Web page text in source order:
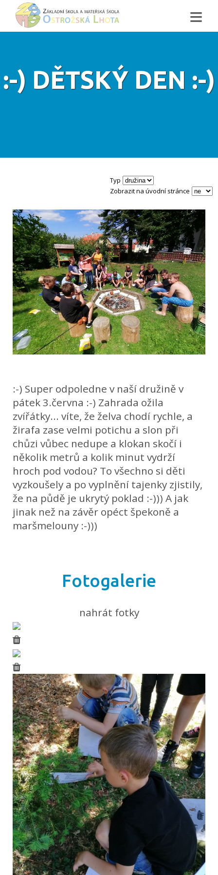
≡
:-) DĚTSKÝ DEN :-)
Typ
Zobrazit na úvodní stránce
:-) Super odpoledne v naší družině v
pátek 3.června :-) Zahrada ožila
zvířátky... víte, že želva chodí rychle, a
žirafa zase velmi potichu a slon při
chůzi vůbec nedupe a klokan skočí i
několik metrů a kolik minut vydrží
hroch pod vodou? To všechno si děti
vyzkoušely a po vyplnění tajenky zjistily,
že na půdě je ukrytý poklad :-))) A jak
jinak než na závěr opéct špekoně a
maršmelouny :-)))
Fotogalerie
nahrát fotky